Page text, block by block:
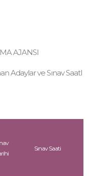
AJANSI
Adaylar ve Sınav Saatl
Sınav Saati